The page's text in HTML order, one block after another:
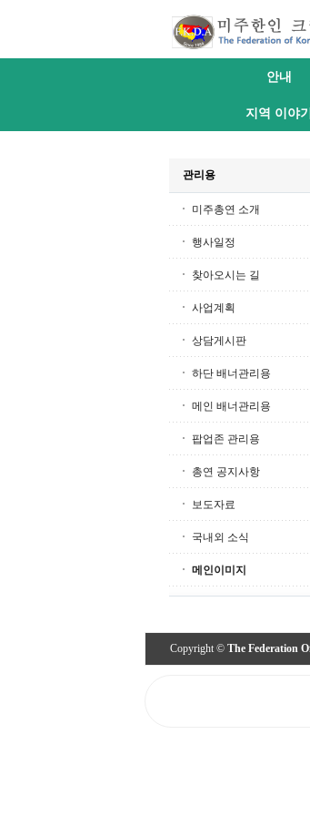
안내
지역 이야기
관리용
미주총연 소개
행사일정
찾아오시는 길
사업계획
상담게시판
하단 배너관리용
메인 배너관리용
팝업존 관리용
총연 공지사항
보도자료
국내외 소식
메인이미지
Copyright © The Federation